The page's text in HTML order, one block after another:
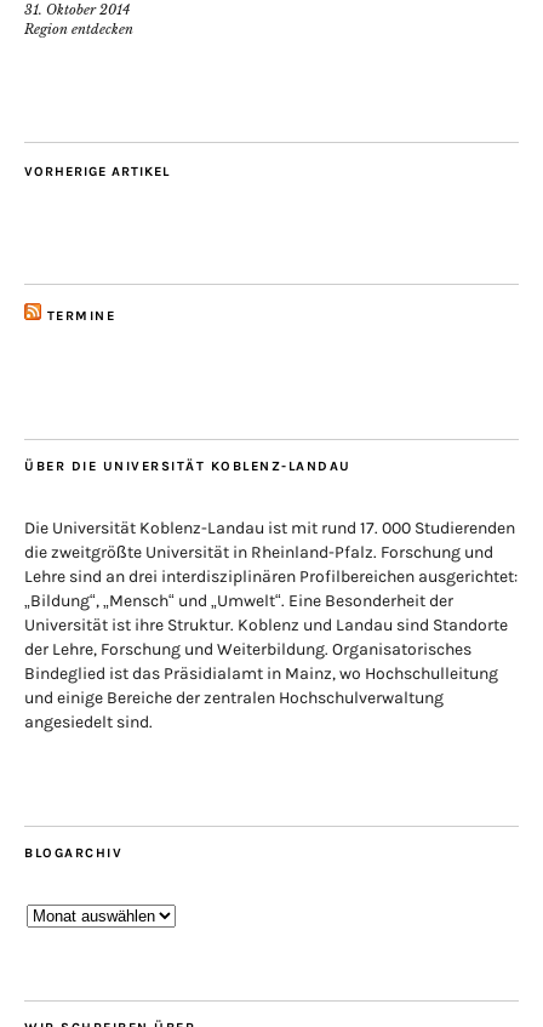
31. Oktober 2014
Region entdecken
VORHERIGE ARTIKEL
TERMINE
ÜBER DIE UNIVERSITÄT KOBLENZ-LANDAU
Die Universität Koblenz-Landau ist mit rund 17. 000 Studierenden
die zweitgrößte Universität in Rheinland-Pfalz. Forschung und
Lehre sind an drei interdisziplinären Profilbereichen ausgerichtet:
„Bildung“, „Mensch“ und „Umwelt“. Eine Besonderheit der
Universität ist ihre Struktur. Koblenz und Landau sind Standorte
der Lehre, Forschung und Weiterbildung. Organisatorisches
Bindeglied ist das Präsidialamt in Mainz, wo Hochschulleitung
und einige Bereiche der zentralen Hochschulverwaltung
angesiedelt sind.
BLOGARCHIV
Blogarchiv